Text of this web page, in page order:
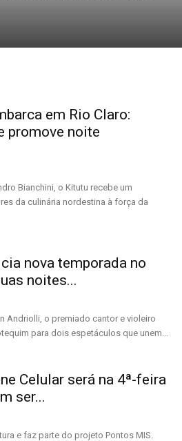
em Rio Claro:
promove noite
Bianchini, o Kitutu recebe um
da culinária nordestina à força da
nova temporada no
noites...
Andriolli, o premiado cantor e violeiro
para dois espetáculos que unem...
Celular será na 4ª-feira
ser...
e faz parte do projeto Pontos MIS.